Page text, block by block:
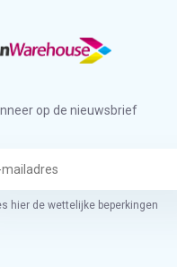
op de nieuwsbrief
hier de wettelijke beperkingen